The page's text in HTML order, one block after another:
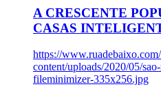
A CRESCENTE
CASAS
https://
content/uploads/2020/05/
fileminimizer-335x256.jpg